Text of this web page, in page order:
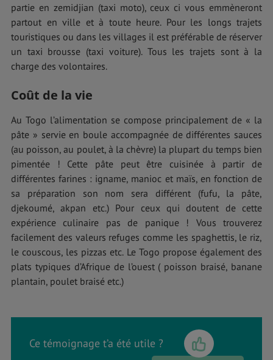
partie en zemidjian (taxi moto), ceux ci vous emmèneront
partout en ville et à toute heure. Pour les longs trajets
touristiques ou dans les villages il est préférable de réserver
un taxi brousse (taxi voiture). Tous les trajets sont à la
charge des volontaires.
Coût de la vie
Au Togo l’alimentation se compose principalement de « la
pâte » servie en boule accompagnée de différentes sauces
(au poisson, au poulet, à la chèvre) la plupart du temps bien
pimentée ! Cette pâte peut être cuisinée à partir de
différentes farines : igname, manioc et maïs, en fonction de
sa préparation son nom sera différent (fufu, la pâte,
djekoumé, akpan etc.) Pour ceux qui doutent de cette
expérience culinaire pas de panique ! Vous trouverez
facilement des valeurs refuges comme les spaghettis, le riz,
le couscous, les pizzas etc. Le Togo propose également des
plats typiques d’Afrique de l’ouest ( poisson braisé, banane
plantain, poulet braisé etc.)
Ce témoignage t’a été utile ?